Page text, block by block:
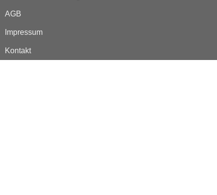
AGB
Impressum
Kontakt